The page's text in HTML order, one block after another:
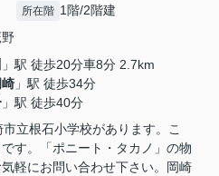
所在階 1階/2階建
」駅 徒歩20分車8分 2.7km
」駅 徒歩34分
」駅 徒歩40分
立根石小学校があります。こ
す。「ポニート・タカノ」の物
軽にお問い合わせ下さい。岡崎